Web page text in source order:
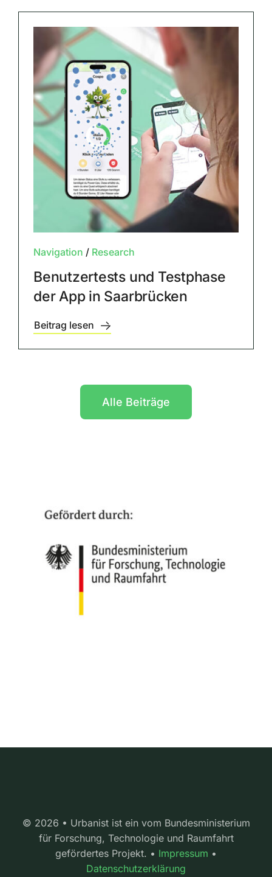
Navigation / Research
Benutzertests und Testphase
der App in Saarbrücken
Beitrag lesen
Alle Beiträge
© 2026 • Urbanist ist ein vom Bundesministerium
für Forschung, Technologie und Raumfahrt
gefördertes Projekt. • Impressum •
Datenschutzerklärung